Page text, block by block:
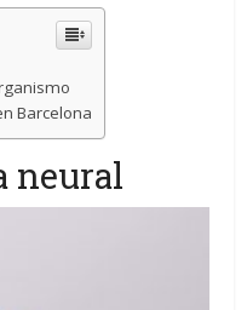
Barcelona
neural